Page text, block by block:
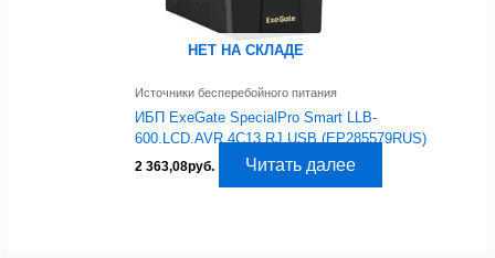
НЕТ НА СКЛАДЕ
Источники бесперебойного питания
ИБП ExeGate SpecialPro Smart LLB-
600.LCD.AVR.4C13.RJ.USB (EP285579RUS)
2 363,08руб. Читать далее